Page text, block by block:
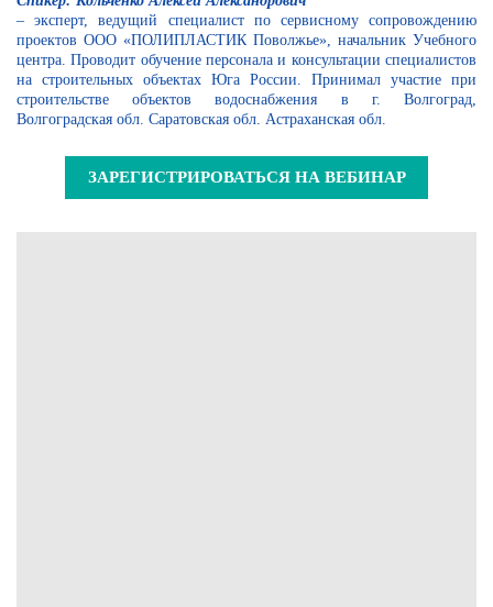
– эксперт, ведущий специалист по сервисному сопровождению
проектов ООО «ПОЛИПЛАСТИК Поволжье», начальник Учебного
центра. Проводит обучение персонала и консультации специалистов
на строительных объектах Юга России. Принимал участие при
строительстве объектов водоснабжения в г. Волгоград,
Волгоградская обл. Саратовская обл. Астраханская обл.
ЗАРЕГИСТРИРОВАТЬСЯ НА ВЕБИНАР